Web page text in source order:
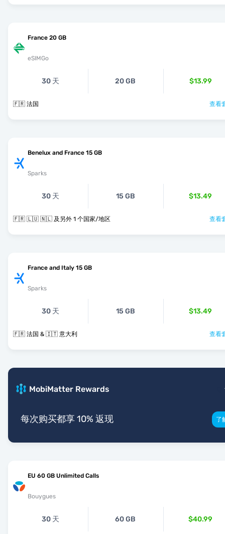
France 20 GB
eSIMGo
30 天 20 GB $13.99
🇫🇷 法国 查看
Benelux and France 15 GB
Sparks
30 天 15 GB $13.49
🇫🇷 🇱🇺 🇳🇱 及另外 1 个国家/地区 查看
France and Italy 15 GB
Sparks
30 天 15 GB $13.49
🇫🇷 法国 & 🇮🇹 意大利 查看
MobiMatter Rewards
每次购买都享 10% 返现 了
EU 60 GB Unlimited Calls
Bouygues
30 天 60 GB $40.99